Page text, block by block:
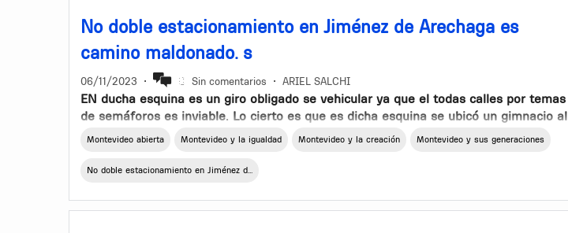
Entre muchas más propuestas
pequeñas para desechos grandes pero no lo suficiente para evitar sacar la basura,
lo cual era el propósito de esos contenedores cuando se colocaron. Se sacaron las
papeleras porque lo que se dejaba, se acumulaba y terminaba todo tirado. Sin
embargo, había una cada 200 o 300 metros y la colilla del cigarro la tenias que
mantener en la mano hasta encontrarla. La bases eran caladas, a veces estaba
rota, a veces no había bolsa, otras llenísima.
Se podría implementar un sistema de cubos industriales por edificio y que pase el
acumulando en la vía pública. O pensar en el contenedor hacia el subsuelo que hay
Papeleras de mejor calidad y que se mantengan a diario por el personal de
No doble estacionamiento en Jiménez de Arechaga es
camino maldonado. s
06/11/2023 • Sin comentarios • ARIEL SALCHI
EN ducha esquina es un giro obligado se vehicular ya que el todas calles por temas
de semáforos es inviable. Lo cierto es que es dicha esquina se ubicó un gimnacio al
que acuden gran número de autos. Al estacionar en ambos lados hace difícil el
ambos lados de la calle.
Montevideo abierta Montevideo y la igualdad Montevideo y la creación Montevideo y sus generaciones
No doble estacionamiento en Jiménez d...